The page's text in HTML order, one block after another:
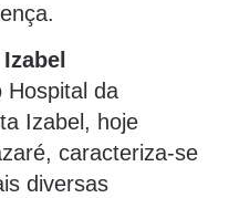
Hospital da
Izabel, hoje
caracteriza-se
diversas